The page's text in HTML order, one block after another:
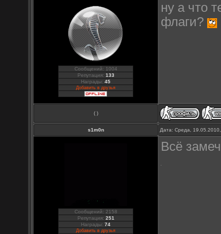
Сообщений: 1004
Репутация: 133
Награды:45
Добавить в друзья
ну а что
флаги?
( )
s1m0n Дата: Среда,
Сообщений: 2158
Репутация: 251
Награды:74
Добавить в друзья
Всё